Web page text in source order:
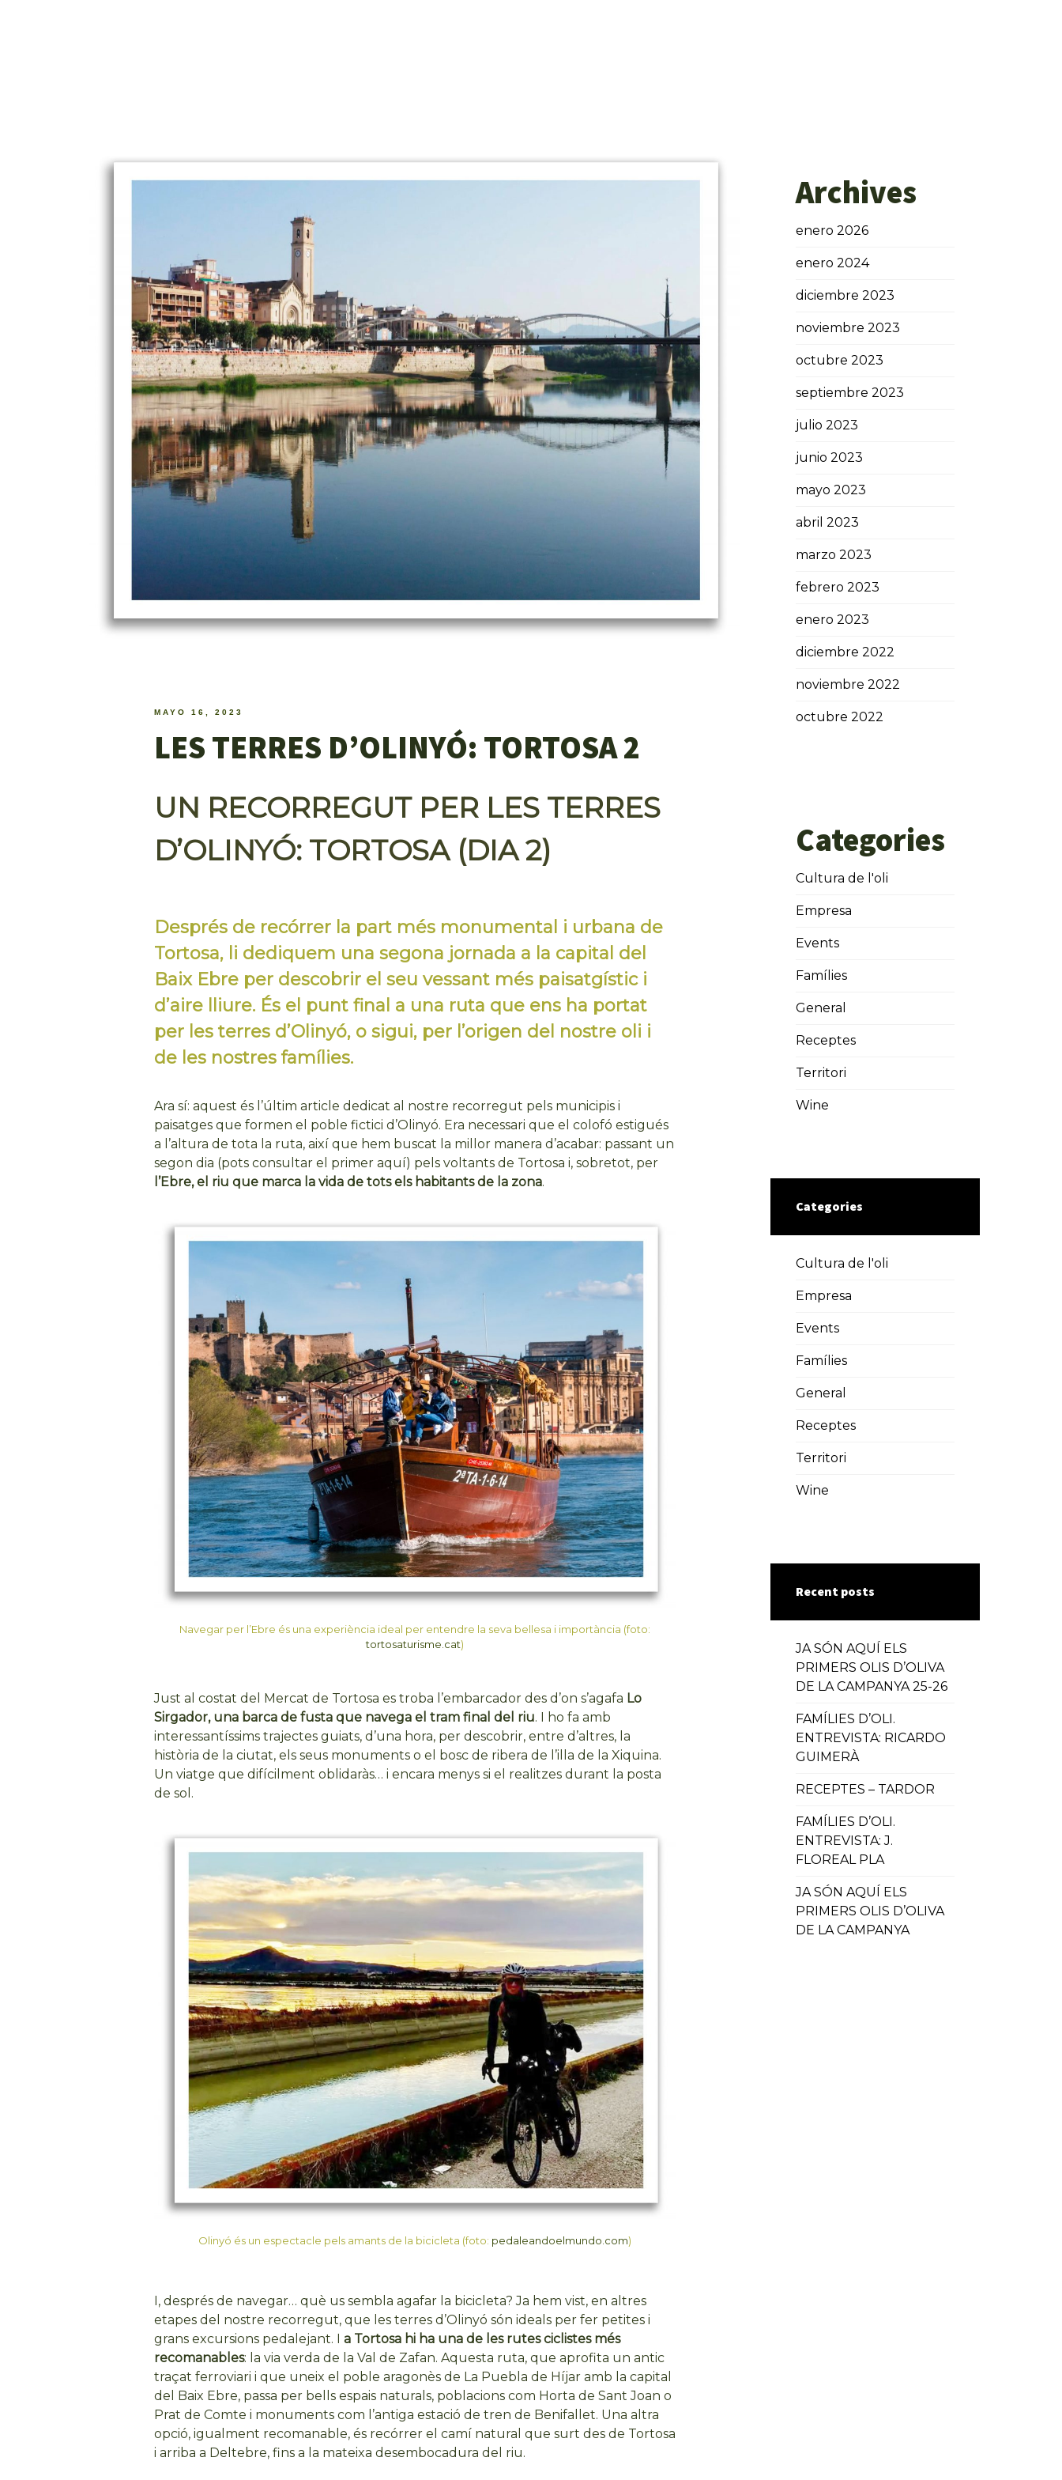
MAYO 16, 2023
LES TERRES D’OLINYÓ: TORTOSA 2
UN RECORREGUT PER LES TERRES
D’OLINYÓ: TORTOSA (DIA 2)
Després de recórrer la part més monumental i urbana de
Tortosa, li dediquem una segona jornada a la capital del
Baix Ebre per descobrir el seu vessant més paisatgístic i
d’aire lliure. És el punt final a una ruta que ens ha portat
per les terres d’Olinyó, o sigui, per l’origen del nostre oli i
de les nostres famílies.
Ara sí: aquest és l’últim article dedicat al nostre recorregut pels municipis i
paisatges que formen el poble fictici d’Olinyó. Era necessari que el colofó estigués
a l’altura de tota la ruta, així que hem buscat la millor manera d’acabar: passant un
segon dia (pots consultar el primer aquí) pels voltants de Tortosa i, sobretot, per
l’Ebre, el riu que marca la vida de tots els habitants de la zona.
Navegar per l’Ebre és una experiència ideal per entendre la seva bellesa i importància (foto:
tortosaturisme.cat)
Just al costat del Mercat de Tortosa es troba l’embarcador des d’on s’agafa Lo
Sirgador, una barca de fusta que navega el tram final del riu. I ho fa amb
interessantíssims trajectes guiats, d’una hora, per descobrir, entre d’altres, la
història de la ciutat, els seus monuments o el bosc de ribera de l’illa de la Xiquina.
Un viatge que difícilment oblidaràs… i encara menys si el realitzes durant la posta
de sol.
Olinyó és un espectacle pels amants de la bicicleta (foto: pedaleandoelmundo.com)
I, després de navegar… què us sembla agafar la bicicleta? Ja hem vist, en altres
etapes del nostre recorregut, que les terres d’Olinyó són ideals per fer petites i
grans excursions pedalejant. I a Tortosa hi ha una de les rutes ciclistes més
recomanables: la via verda de la Val de Zafan. Aquesta ruta, que aprofita un antic
traçat ferroviari i que uneix el poble aragonès de La Puebla de Híjar amb la capital
del Baix Ebre, passa per bells espais naturals, poblacions com Horta de Sant Joan o
Prat de Comte i monuments com l’antiga estació de tren de Benifallet. Una altra
opció, igualment recomanable, és recórrer el camí natural que surt des de Tortosa
i arriba a Deltebre, fins a la mateixa desembocadura del riu.
Archives
enero 2026
enero 2024
diciembre 2023
noviembre 2023
octubre 2023
septiembre 2023
julio 2023
junio 2023
mayo 2023
abril 2023
marzo 2023
febrero 2023
enero 2023
diciembre 2022
noviembre 2022
octubre 2022
Categories
Cultura de l'oli
Empresa
Events
Famílies
General
Receptes
Territori
Wine
Categories
Cultura de l'oli
Empresa
Events
Famílies
General
Receptes
Territori
Wine
Recent posts
JA SÓN AQUÍ ELS
PRIMERS OLIS D’OLIVA
DE LA CAMPANYA 25-26
FAMÍLIES D’OLI.
ENTREVISTA: RICARDO
GUIMERÀ
RECEPTES – TARDOR
FAMÍLIES D’OLI.
ENTREVISTA: J.
FLOREAL PLA
JA SÓN AQUÍ ELS
PRIMERS OLIS D’OLIVA
DE LA CAMPANYA